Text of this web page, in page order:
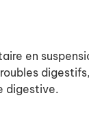
en
digestive.